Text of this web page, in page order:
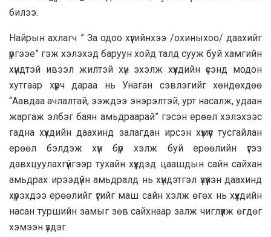
билээ.
Найрын ахлагч ” За одоо хүүгийнхээ /охиныхоо/ даахийг
үргээе” гэж хэлэхэд баруун хойд талд сууж буй хамгийн
хүндтэй ивээл жилтэй хүн эхэлж хүүхдийн үсэнд модон
хутгаар хүрч дараа нь Унаган сэвлэгийг хөндөхдөө
“Аавдаа ачлалтай, ээждээ энэрэлтэй, урт насалж, удаан
жаргаж элбэг баян амьдраарай” гэсэн ерөөл хэлэхээс
гадна хүүхдийн даахинд залагдан ирсэн хүмүүс тусгайлан
ерөөл бэлдэж хүн бүр хэлж буй ерөөлийн үгээ
давхцуулахгүйгээр тухайн хүүхдэд цаашдын сайн сайхан
амьдрах ирээдүйн амьдралд нь хүндэтгэл үзүүлэн даахинд
хүрэхдээ ерөөлийг үгийг маш сайн хэлж өгөх нь хүүхдийн
насан туршийн замыг зөв сайхнаар залж чиглүүлж өгдөг
хэмээн үздэг.